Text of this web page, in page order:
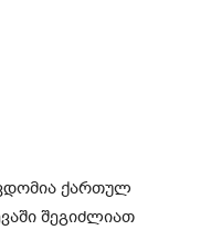
ქართულ
შეგიძლიათ